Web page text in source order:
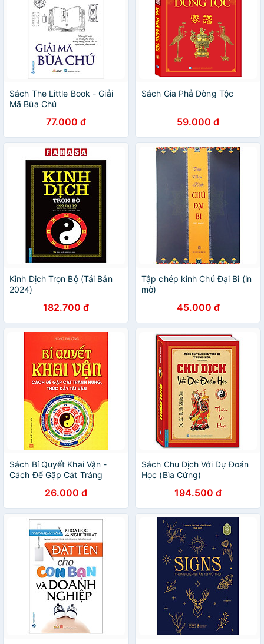
Sách The Little Book - Giải
Mã Bùa Chú
77.000 đ
Sách Gia Phả Dòng Tộc
59.000 đ
Kinh Dịch Trọn Bộ (Tái Bản
2024)
182.700 đ
Tập chép kinh Chú Đại Bi (in
mờ)
45.000 đ
Sách Bí Quyết Khai Vận -
Cách Để Gặp Cát Tráng
26.000 đ
Sách Chu Dịch Với Dự Đoán
Học (Bìa Cứng)
194.500 đ